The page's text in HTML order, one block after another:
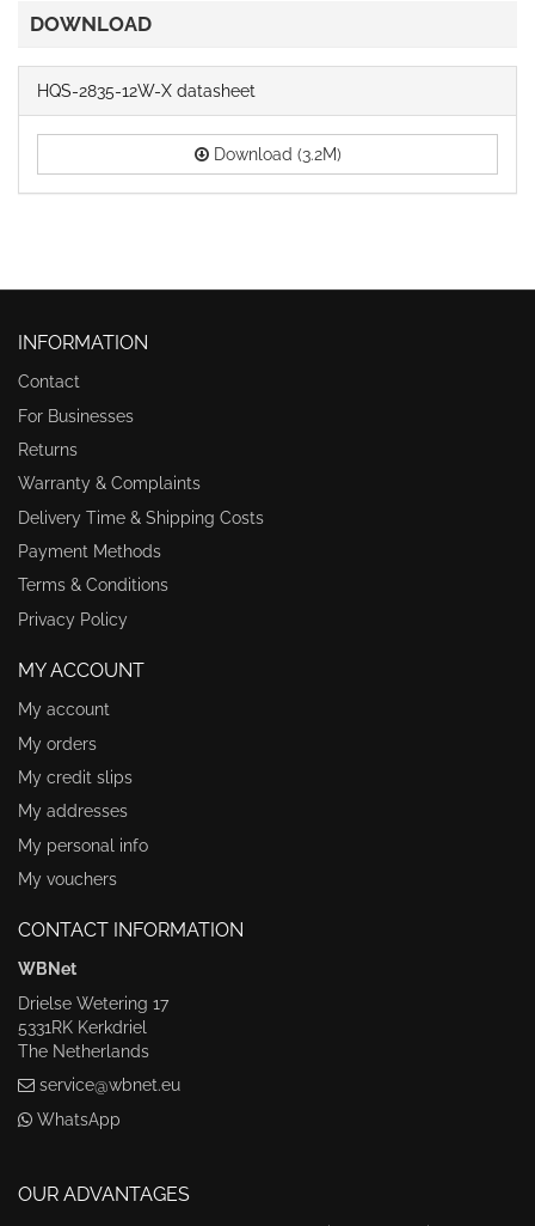
DOWNLOAD
HQS-2835-12W-X datasheet
Download (3.2M)
INFORMATION
Contact
For Businesses
Returns
Warranty & Complaints
Delivery Time & Shipping Costs
Payment Methods
Terms & Conditions
Privacy Policy
MY ACCOUNT
My account
My orders
My credit slips
My addresses
My personal info
My vouchers
CONTACT INFORMATION
WBNet
Drielse Wetering 17
5331RK Kerkdriel
The Netherlands
service@wbnet.eu
WhatsApp
OUR ADVANTAGES